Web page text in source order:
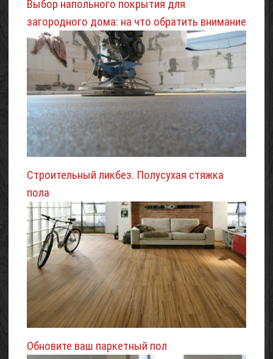
Выбор напольного покрытия для
загородного дома: на что обратить внимание
Строительный ликбез. Полусухая стяжка
пола
Обновите ваш паркетный пол